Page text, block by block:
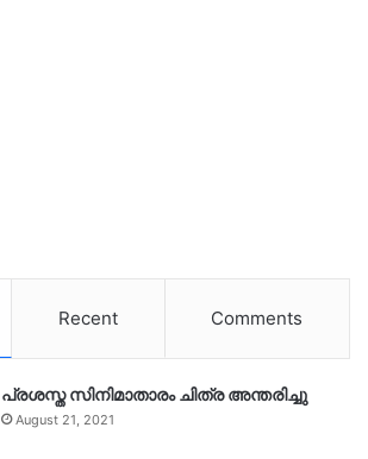
Recent Comments
പ്രശസ്ത സിനിമാതാരം ചിത്ര അന്തരിച്ചു
August 21, 2021